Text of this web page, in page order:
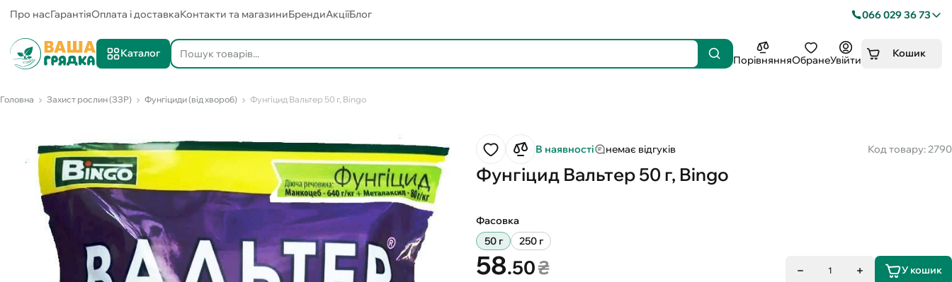
Про насГарантіяОплата і доставкаКонтакти та магазиниБрендиАкціїБлог 066 029 36 73
Каталог
ПорівнянняОбранеУвійти
Кошик
Головна Захист рослин (ЗЗР) Фунгіциди (від хвороб) Фунгіцид Вальтер 50 г, Bingo
В наявності немає відгуків Код товару: 2790
Фунгіцид Вальтер 50 г, Bingo
Фасовка
50 г
250 г
58.50₴ 1 У кошик